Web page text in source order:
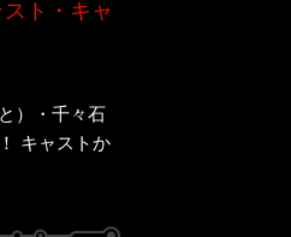
ト・キャ
）・千々石
キャストか